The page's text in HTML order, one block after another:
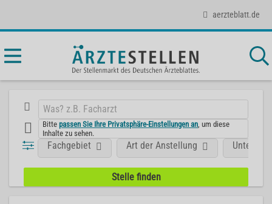
aerzteblatt.de
Bittepassen Sie Ihre Privatsphäre-Einstellungen an , um diese
Inhalte zu sehen.
Fachgebiet Art der Anstellung